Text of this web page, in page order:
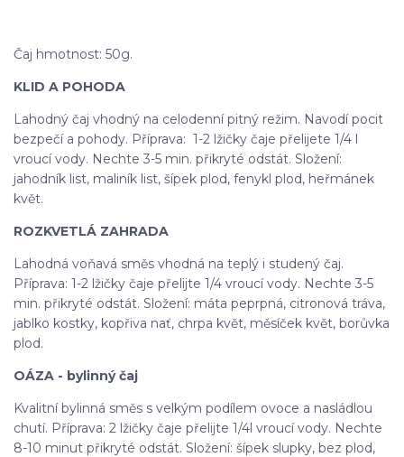
Čaj hmotnost: 50g.
KLID A POHODA
Lahodný čaj vhodný na celodenní pitný režim. Navodí pocit
bezpečí a pohody. Příprava: 1-2 lžičky čaje přelijete 1/4 l
vroucí vody. Nechte 3-5 min. přikryté odstát. Složení:
jahodník list, maliník list, šípek plod, fenykl plod, heřmánek
květ.
ROZKVETLÁ ZAHRADA
Lahodná voňavá směs vhodná na teplý i studený čaj.
Příprava: 1-2 lžičky čaje přelijte 1/4 vroucí vody. Nechte 3-5
min. přikryté odstát. Složení: máta peprpná, citronová tráva,
jablko kostky, kopřiva nať, chrpa květ, měsíček květ, borůvka
plod.
OÁZA - bylinný čaj
Kvalitní bylinná směs s velkým podílem ovoce a nasládlou
chutí. Příprava: 2 lžičky čaje přelijte 1/4l vroucí vody. Nechte
8-10 minut přikryté odstát. Složení: šípek slupky, bez plod,